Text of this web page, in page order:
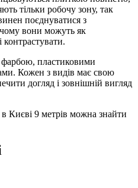
тільки робочу зону, так
поєднуватися з
вони можуть як
фарбою, пластиковими
Кожен з видів має свою
догляд і зовнішній вигляд
в Києві 9 метрів можна знайти